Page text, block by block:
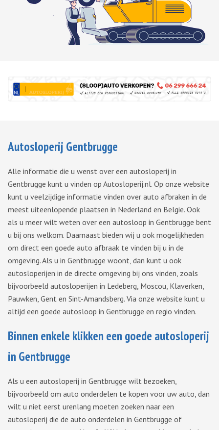
Autosloperij Gentbrugge
Alle informatie die u wenst over een autosloperij in
Gentbrugge kunt u vinden op Autosloperij.nl. Op onze website
kunt u veelzijdige informatie vinden over auto afbraken in de
meest uiteenlopende plaatsen in Nederland en Belgie. Ook
als u meer wilt weten over een autosloop in Gentbrugge bent
u bij ons welkom. Daarnaast bieden wij u ook mogelijkheden
om direct een goede auto afbraak te vinden bij u in de
omgeving. Als u in Gentbrugge woont, dan kunt u ook
autosloperijen in de directe omgeving bij ons vinden, zoals
bijvoorbeeld autosloperijen in Ledeberg, Moscou, Klaverken,
Pauwken, Gent en Sint-Amandsberg. Via onze website kunt u
altijd een goede autosloop in Gentbrugge en regio vinden.
Binnen enkele klikken een goede autosloperij
in Gentbrugge
Als u een autosloperij in Gentbrugge wilt bezoeken,
bijvoorbeeld om auto onderdelen te kopen voor uw auto, dan
wilt u niet eerst urenlang moeten zoeken naar een
autosloperij die de auto onderdelen in Gentbrugge of